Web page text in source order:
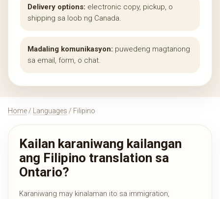
Delivery options: electronic copy, pickup, o
shipping sa loob ng Canada.
Madaling komunikasyon: puwedeng magtanong
sa email, form, o chat.
Home / Languages / Filipino
Kailan karaniwang kailangan
ang Filipino translation sa
Ontario?
Karaniwang may kinalaman ito sa immigration,